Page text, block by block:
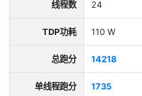
线程数 24
TDP功耗 110 W
总跑分 14218
单线程跑分 1735